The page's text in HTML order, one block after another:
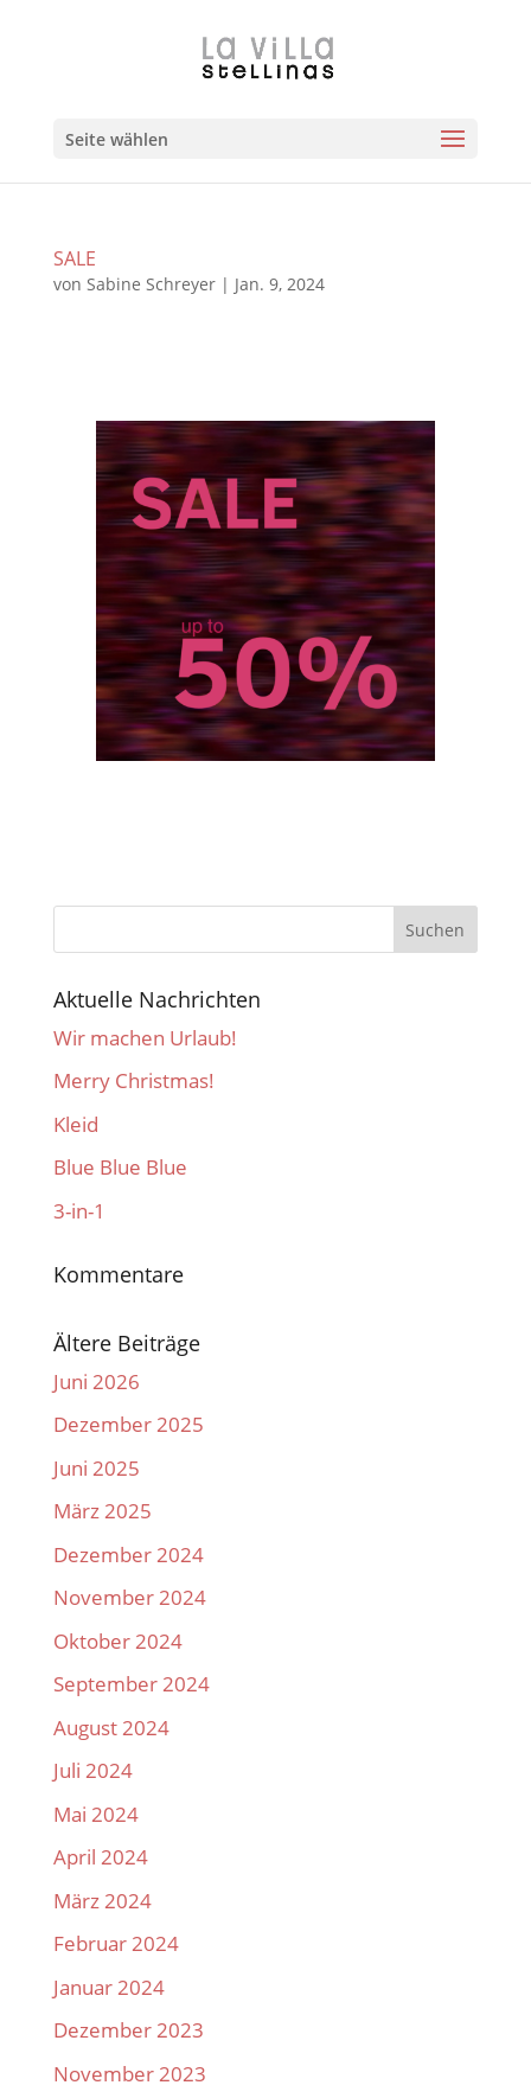
Seite wählen
SALE
von Sabine Schreyer| Jan. 9, 2024
Aktuelle Nachrichten
Wir machen Urlaub!
Merry Christmas!
Kleid
Blue Blue Blue
3-in-1
Kommentare
Ältere Beiträge
Juni 2026
Dezember 2025
Juni 2025
März 2025
Dezember 2024
November 2024
Oktober 2024
September 2024
August 2024
Juli 2024
Mai 2024
April 2024
März 2024
Februar 2024
Januar 2024
Dezember 2023
November 2023